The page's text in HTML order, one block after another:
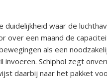
waar de
over een maand de
als een
Schiphol zegt
daarbij naar het pakket